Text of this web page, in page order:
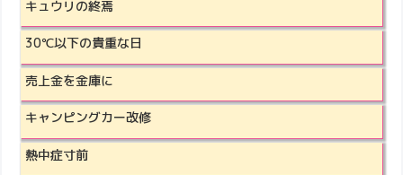
キュウリの終焉
30℃以下の貴重な日
売上金を金庫に
キャンピングカー改修
熱中症寸前